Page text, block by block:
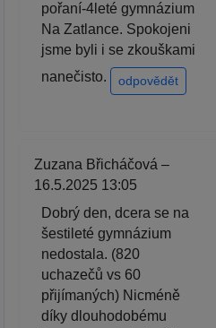
pořaní-4leté gymnázium
Na Zatlance. Spokojeni
jsme byli i se zkouškami
nanečisto.
odpovědět
Zuzana Břicháčová –
16.5.2025 13:05
Dobrý den, dcera se na
šestileté gymnázium
nedostala. (820
uchazečů vs 60
přijímaných) Nicméně
díky dlouhodobému